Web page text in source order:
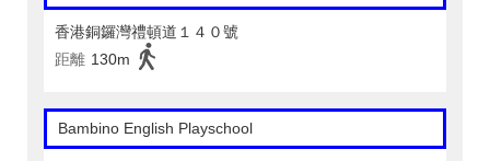
香港銅鑼灣禮頓道１４０號
距離 130m
Bambino English Playschool